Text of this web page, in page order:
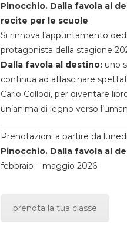
Pinocchio. Dalla favola al
recite per le scuole
Si rinnova l’appuntamento
protagonista della stagione
Dalla favola al destino:uno
continua ad affascinare
Carlo Collodi, per diventare
un’anima di legno verso
Prenotazioni a partire da
Pinocchio. Dalla favola al
febbraio – maggio 2026
prenota la tua classe